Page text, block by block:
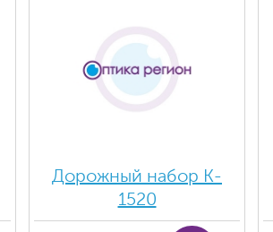
Дорожный набор K-
1520